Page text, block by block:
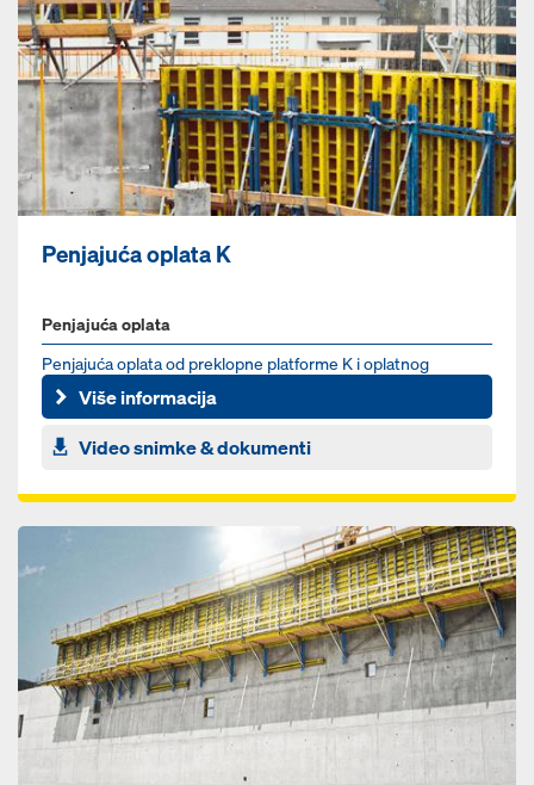
Penjajuća oplata K
Penjajuća oplata
Penjajuća oplata od preklopne platforme K i oplatnog
elementa podizana dizalicom
Više informacija
Video snimke & dokumenti